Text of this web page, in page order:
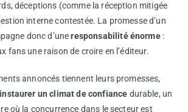
déceptions (comme la réception mitigée
interne contestée. La promesse d’un
donc d’uneresponsabilité énorme:
fans une raison de croire en l’éditeur.
annoncés tiennent leurs promesses,
un climat de confiance durable, un
où la concurrence dans le secteur est